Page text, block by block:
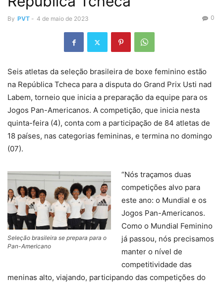
By PVT - 4 de maio de 2023 0
Seis atletas da seleção brasileira de boxe feminino estão
na República Tcheca para a disputa do Grand Prix Usti nad
Labem, torneio que inicia a preparação da equipe para os
Jogos Pan-Americanos. A competição, que inicia nesta
quinta-feira (4), conta com a participação de 84 atletas de
18 países, nas categorias femininas, e termina no domingo
(07).
Seleção brasileira se prepara para o
Pan-Americano
“Nós traçamos duas
competições alvo para
este ano: o Mundial e os
Jogos Pan-Americanos.
Como o Mundial Feminino
já passou, nós precisamos
manter o nível de
competitividade das
meninas alto, viajando, participando das competições do